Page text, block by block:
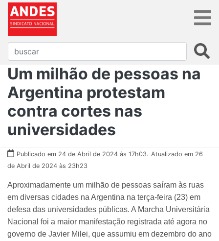
Um milhão de pessoas na
Argentina protestam
contra cortes nas
universidades
Publicado em 24 de Abril de 2024 às 17h03. Atualizado em 26
de Abril de 2024 às 23h23
Aproximadamente um milhão de pessoas saíram às ruas
em diversas cidades na Argentina na terça-feira (23) em
defesa das universidades públicas. A Marcha Universitária
Nacional foi a maior manifestação registrada até agora no
governo de Javier Milei, que assumiu em dezembro do ano